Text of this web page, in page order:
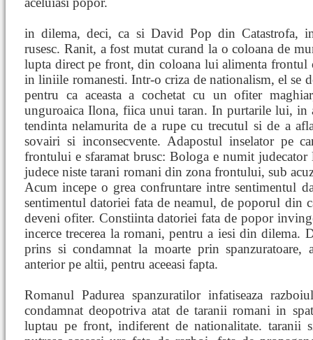
in dilema, deci, ca si David Pop din Catastrofa,
rusesc. Ranit, a fost mutat curand la o coloana de
lupta direct pe front, din coloana lui alimenta frontul
in liniile romanesti. Intr-o criza de nationalism, el se
pentru ca aceasta a cochetat cu un ofiter
unguroaica Ilona, fiica unui taran. In purtarile lui, in
tendinta nelamurita de a rupe cu trecutul si de a
sovairi si inconsecvente. Adapostul inselator pe
frontului e sfaramat brusc: Bologa e numit judecator
judece niste tarani romani din zona frontului, sub
Acum incepe o grea confruntare intre sentimentul
sentimentul datoriei fata de neamul, de poporul din
deveni ofiter. Constiinta datoriei fata de popor
incerce trecerea la romani, pentru a iesi din dilema.
prins si condamnat la moarte prin spanzuratoare,
anterior pe altii, pentru aceeasi fapta.
Romanul Padurea spanzuratilor infatiseaza
condamnat deopotriva atat de taranii romani in
luptau pe front, indiferent de nationalitate. taranii